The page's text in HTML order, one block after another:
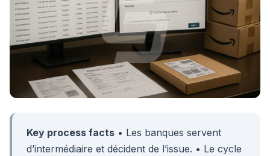
Key process facts • Les banques servent
d’intermédiaire et décident de l’issue. • Le cycle